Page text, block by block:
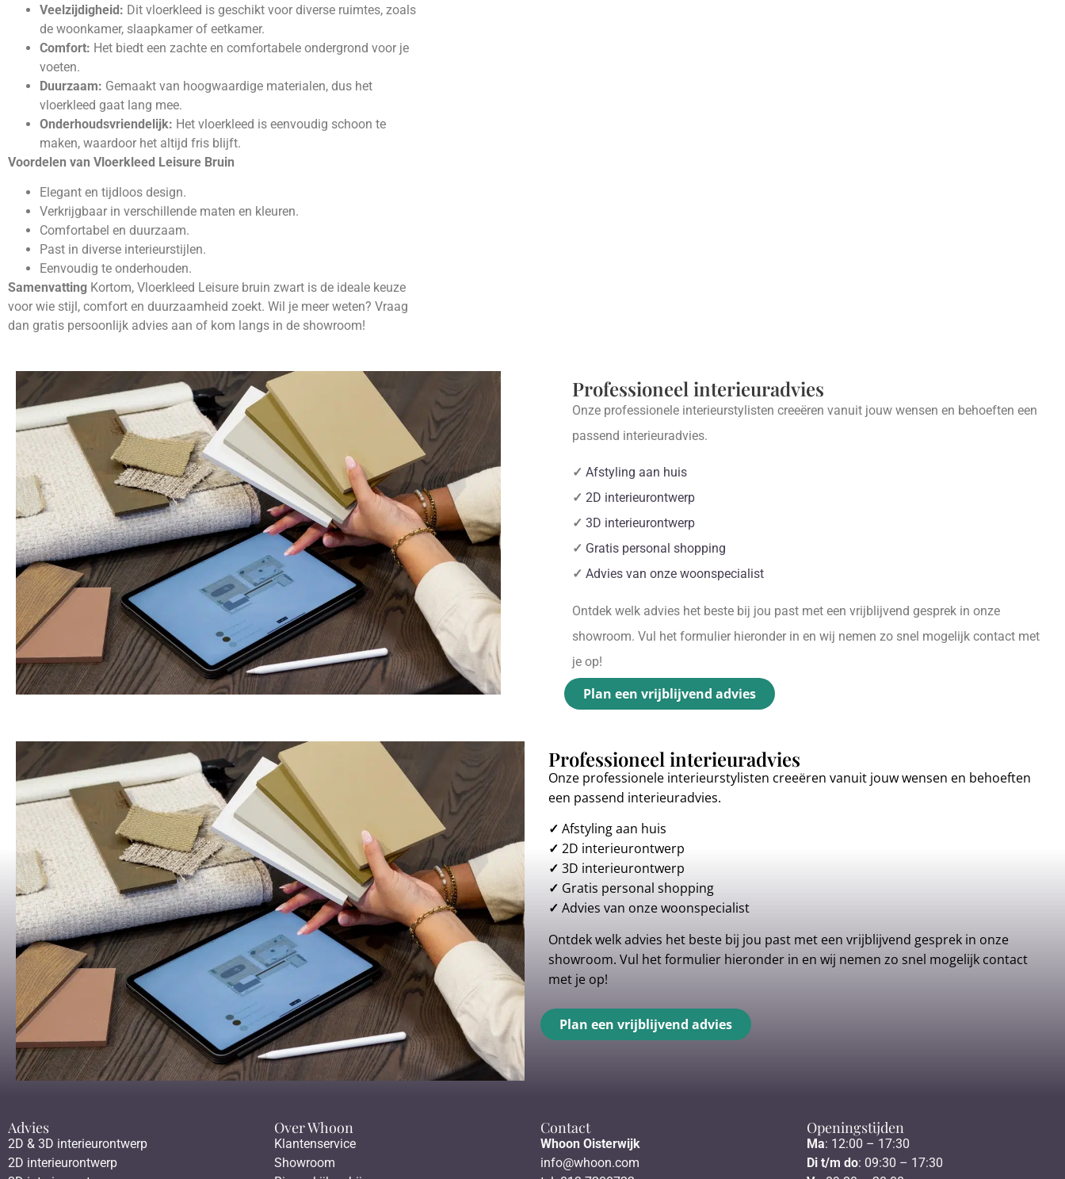
Veelzijdigheid: Dit vloerkleed is geschikt voor diverse ruimtes, zoals
de woonkamer, slaapkamer of eetkamer.
Comfort: Het biedt een zachte en comfortabele ondergrond voor je
voeten.
Duurzaam: Gemaakt van hoogwaardige materialen, dus het
vloerkleed gaat lang mee.
Onderhoudsvriendelijk: Het vloerkleed is eenvoudig schoon te
maken, waardoor het altijd fris blijft.
Voordelen van Vloerkleed Leisure Bruin
Elegant en tijdloos design.
Verkrijgbaar in verschillende maten en kleuren.
Comfortabel en duurzaam.
Past in diverse interieurstijlen.
Eenvoudig te onderhouden.
Samenvatting Kortom, Vloerkleed Leisure bruin zwart is de ideale keuze
voor wie stijl, comfort en duurzaamheid zoekt. Wil je meer weten? Vraag
dan gratis persoonlijk advies aan of kom langs in de showroom!
Professioneel interieuradvies
Onze professionele interieurstylisten creeëren vanuit jouw wensen en behoeften een
passend interieuradvies.
✓ Afstyling aan huis
✓ 2D interieurontwerp
✓ 3D interieurontwerp
✓ Gratis personal shopping
✓ Advies van onze woonspecialist
Ontdek welk advies het beste bij jou past met een vrijblijvend gesprek in onze
showroom. Vul het formulier hieronder in en wij nemen zo snel mogelijk contact met
je op!
Plan een vrijblijvend advies
Professioneel interieuradvies
Onze professionele interieurstylisten creeëren vanuit jouw wensen en behoeften
een passend interieuradvies.
✓ Afstyling aan huis
✓ 2D interieurontwerp
✓ 3D interieurontwerp
✓ Gratis personal shopping
✓ Advies van onze woonspecialist
Ontdek welk advies het beste bij jou past met een vrijblijvend gesprek in onze
showroom. Vul het formulier hieronder in en wij nemen zo snel mogelijk contact
met je op!
Plan een vrijblijvend advies
Advies
2D & 3D interieurontwerp
2D interieurontwerp
Over Whoon
Klantenservice
Showroom
Contact
Whoon Oisterwijk
info@whoon.com
Openingstijden
Ma: 12:00 – 17:30
Di t/m do: 09:30 – 17:30